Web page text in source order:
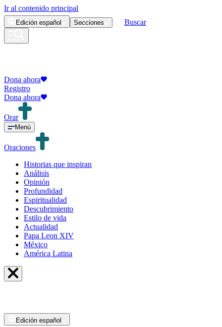
Ir al contenido principal
Edición español Secciones Buscar
Dona ahora
Registro
Dona ahora
Orar
Menú
Oraciones
Historias que inspiran
Análisis
Opinión
Profundidad
Espiritualidad
Descubrimiento
Estilo de vida
Actualidad
Papa Leon XIV
México
América Latina
Edición español